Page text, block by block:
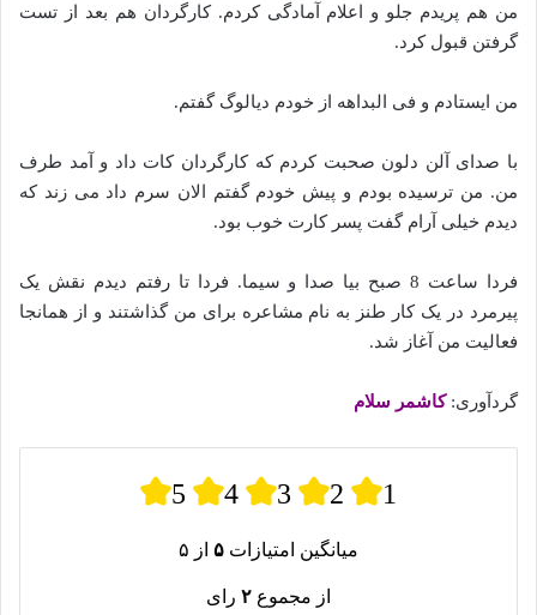
من هم پریدم جلو و اعلام آمادگی کردم. کارگردان هم بعد از تست
گرفتن‌ قبول کرد.
من ایستادم و فی البداهه از خودم دیالوگ گفتم.
با صدای آ‌لن دلون صحبت کردم که کارگردان کات داد و آمد طرف
من. من ترسیده بودم و پیش خودم گفتم الان سرم داد می زند که
دیدم خیلی آرام گفت پسر کارت خوب بود.
فردا ساعت 8 صبح بیا صدا و سیما. فردا تا رفتم دیدم نقش یک
پیرمرد در یک کار طنز به نام مشاعره برای من گذاشتند و از همانجا
فعالیت من آغاز شد.
گردآوری:کاشمر سلام
5 4 3 2 1
میانگین امتیازات ۵ از ۵
از مجموع ۲ رای